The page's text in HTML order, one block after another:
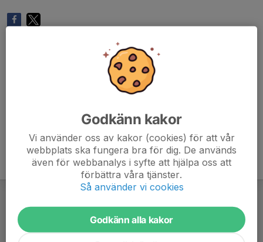
Godkänn kakor
Vi använder oss av kakor (cookies) för att vår
webbplats ska fungera bra för dig. De används
även för webbanalys i syfte att hjälpa oss att
förbättra våra tjänster.
Så använder vi cookies
Godkänn alla kakor